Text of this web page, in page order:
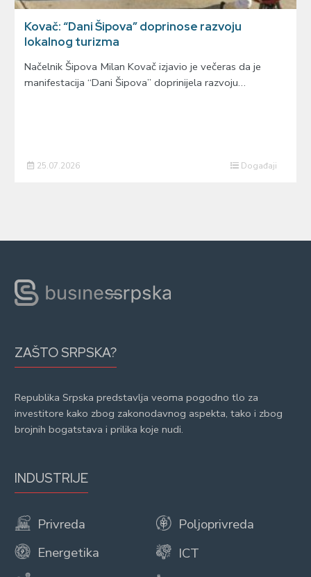
Kovač: “Dani Šipova” doprinose razvoju
lokalnog turizma
Načelnik Šipova Milan Kovač izjavio je večeras da je
manifestacija “Dani Šipova” doprinijela razvoju…
25.07.2026 Događaji
ZAŠTO SRPSKA?
Republika Srpska predstavlja veoma pogodno tlo za
investitore kako zbog zakonodavnog aspekta, tako i zbog
brojnih bogatstava i prilika koje nudi.
INDUSTRIJE
Privreda
Energetika
Poljoprivreda
ICT